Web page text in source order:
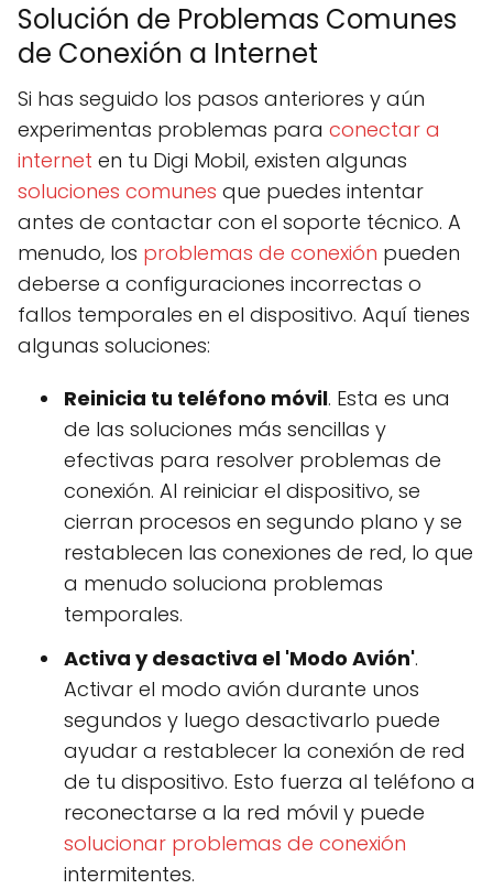
Solución de Problemas Comunes
de Conexión a Internet
Si has seguido los pasos anteriores y aún
experimentas problemas para conectar a
internet en tu Digi Mobil, existen algunas
soluciones comunes que puedes intentar
antes de contactar con el soporte técnico. A
menudo, los problemas de conexión pueden
deberse a configuraciones incorrectas o
fallos temporales en el dispositivo. Aquí tienes
algunas soluciones:
Reinicia tu teléfono móvil. Esta es una
de las soluciones más sencillas y
efectivas para resolver problemas de
conexión. Al reiniciar el dispositivo, se
cierran procesos en segundo plano y se
restablecen las conexiones de red, lo que
a menudo soluciona problemas
temporales.
Activa y desactiva el 'Modo Avión'.
Activar el modo avión durante unos
segundos y luego desactivarlo puede
ayudar a restablecer la conexión de red
de tu dispositivo. Esto fuerza al teléfono a
reconectarse a la red móvil y puede
solucionar problemas de conexión
intermitentes.